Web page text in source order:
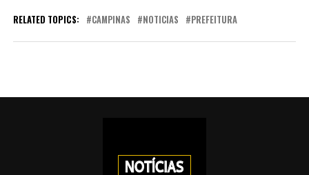
RELATED TOPICS: CAMPINAS NOTICIAS PREFEITURA